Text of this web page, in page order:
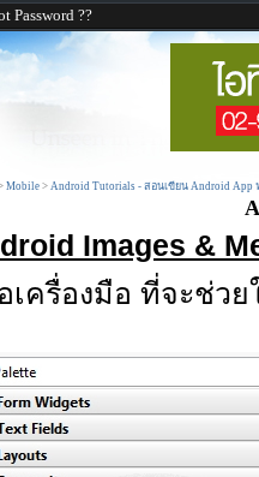
Password ??
Mobile > Android Tutorials - สอนเขียน Android App
Images &
เครื่องมือ ที่จะช่ว